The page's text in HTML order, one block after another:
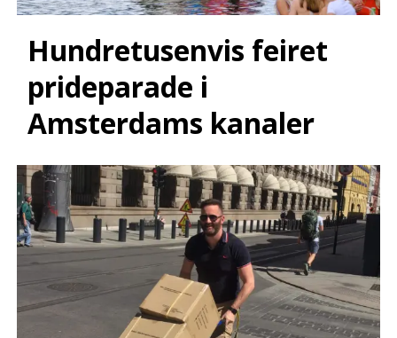
Hundretusenvis feiret
prideparade i
Amsterdams kanaler